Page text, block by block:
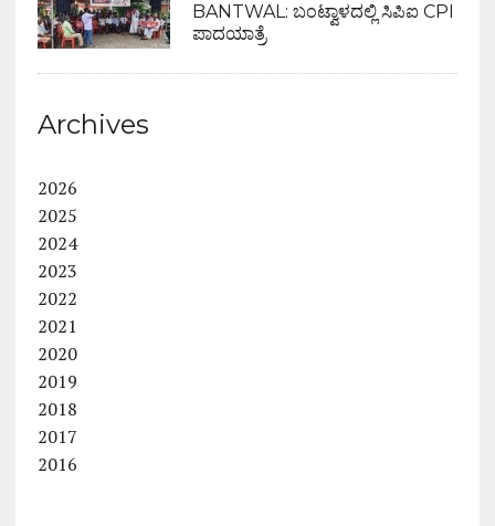
BANTWAL: ಬಂಟ್ವಾಳದಲ್ಲಿ ಸಿಪಿಐ CPI
ಪಾದಯಾತ್ರೆ
Archives
2026
2025
2024
2023
2022
2021
2020
2019
2018
2017
2016